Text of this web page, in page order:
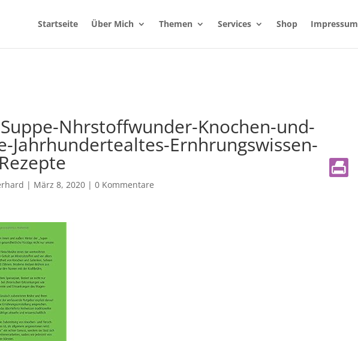
Startseite Über Mich Themen Services Shop Impressum
Nhrstoffwunder-Knochen-und-
Jahrhundertealtes-Ernhrungswissen-
| März 8, 2020| 0 Kommentare